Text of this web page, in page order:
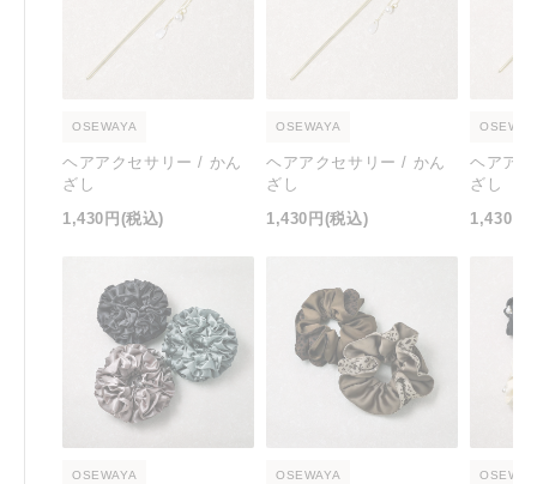
OSEWAYA
ヘアアクセサリー / かん
ざし
1,430円 (税込)
OSEWAYA
ヘアアクセサリー / かん
ざし
1,430円 (税込)
ヘアア
ざし
1,430円
OSEWAYA OSEWAYA